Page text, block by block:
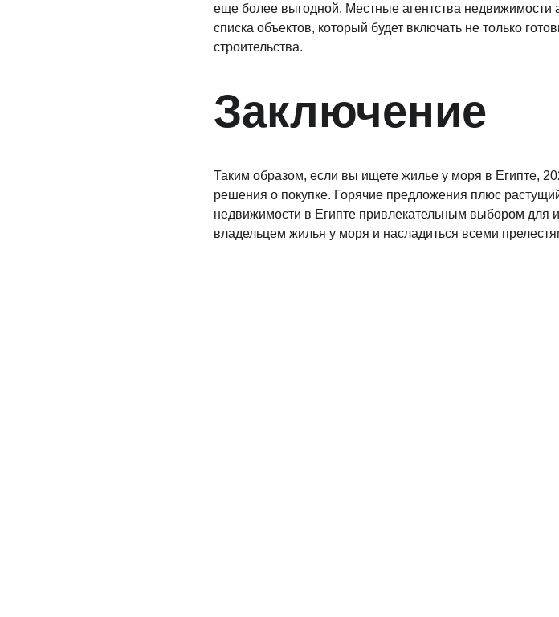
еще более выгодной. Местные агентства недвижимости
списка объектов, который будет включать не только
строительства.
Заключение
Таким образом, если вы ищете жилье у моря в Египте,
решения о покупке. Горячие предложения плюс
недвижимости в Египте привлекательным выбором для
владельцем жилья у моря и насладиться всеми